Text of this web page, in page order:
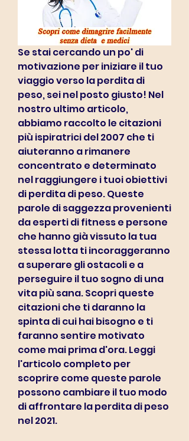
Se stai cercando un po' di
motivazione per iniziare il tuo
viaggio verso la perdita di
peso, sei nel posto giusto! Nel
nostro ultimo articolo,
abbiamo raccolto le citazioni
più ispiratrici del 2007 che ti
aiuteranno a rimanere
concentrato e determinato
nel raggiungere i tuoi obiettivi
di perdita di peso. Queste
parole di saggezza provenienti
da esperti di fitness e persone
che hanno già vissuto la tua
stessa lotta ti incoraggeranno
a superare gli ostacoli e a
perseguire il tuo sogno di una
vita più sana. Scopri queste
citazioni che ti daranno la
spinta di cui hai bisogno e ti
faranno sentire motivato
come mai prima d'ora. Leggi
l'articolo completo per
scoprire come queste parole
possono cambiare il tuo modo
di affrontare la perdita di peso
nel 2021.